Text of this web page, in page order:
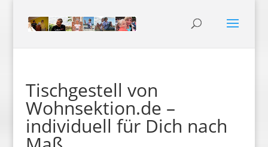
Tischgestell von
Wohnsektion.de –
individuell für Dich nach